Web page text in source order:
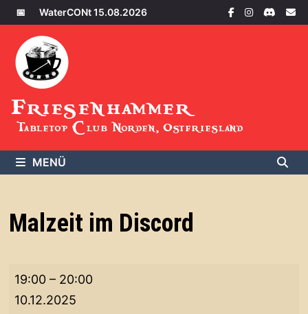
Zum
Inhalt
springen
📅 WaterCONt 15.08.2026
Friesenhammer
Tabletop Club Norden, Ostfriesland
MENÜ
Malzeit im Discord
Malzeit
im
19:00 – 20:00
10.12.2025